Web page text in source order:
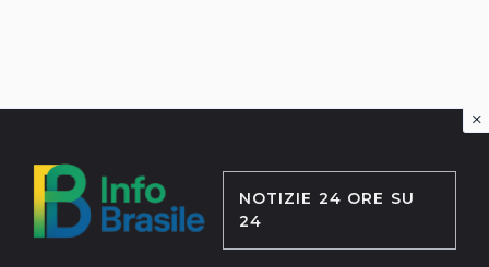
contenuto
NOTIZIE 24 ORE SU
24
×